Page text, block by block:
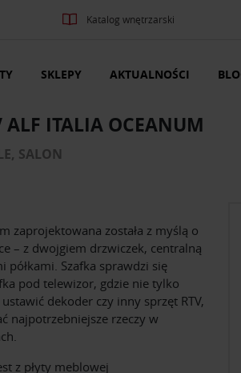
Katalog wnętrzarski
SKLEPY AKTUALNOŚCI
ALF ITALIA OCEANUM
SALON
zaprojektowana została z myślą o
– z dwojgiem drzwiczek, centralną
półkami. Szafka sprawdzi się
pod telewizor, gdzie nie tylko
dekoder czy inny sprzęt RTV,
najpotrzebniejsze rzeczy w
z płyty meblowej